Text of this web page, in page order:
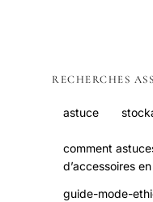
RECHERCHES
astuce
comment
d’accessoires
guide-mode-